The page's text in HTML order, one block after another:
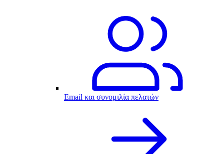
Email και συνομιλία πελατών